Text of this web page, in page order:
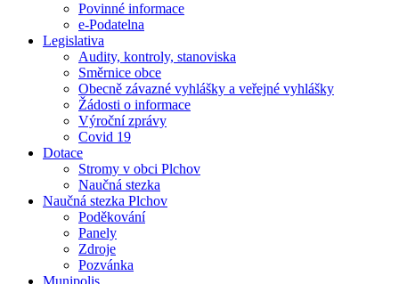
Povinné informace
e-Podatelna
Legislativa
Audity, kontroly, stanoviska
Směrnice obce
Obecně závazné vyhlášky a veřejné vyhlášky
Žádosti o informace
Výroční zprávy
Covid 19
Dotace
Stromy v obci Plchov
Naučná stezka
Naučná stezka Plchov
Poděkování
Panely
Zdroje
Pozvánka
Munipolis